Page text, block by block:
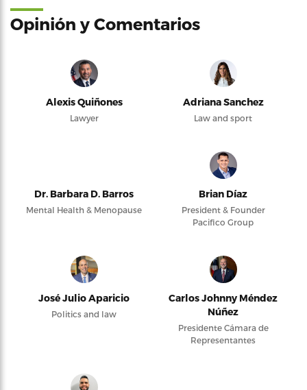
Opinión y Comentarios
Alexis Quiñones
Lawyer
Adriana Sanchez
Law and sport
Dr. Barbara D. Barros
Mental Health & Menopause
Brian Díaz
President & Founder
Pacifico Group
José Julio Aparicio
Politics and law
Carlos Johnny Méndez
Núñez
Presidente Cámara de
Representantes